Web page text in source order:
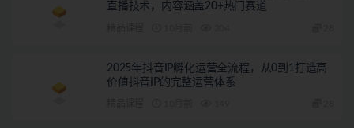
直播技术，内容涵盖20+热门赛道
2025年抖音IP孵化运营全流程，从0到1打造高
价值抖音IP的完整运营体系